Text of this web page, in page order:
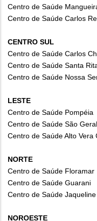
Centro de Saúde
Centro de Saúde Carlos
CENTRO SUL
Centro de Saúde Carlos
Centro de Saúde Santa
Centro de Saúde Nossa
LESTE
Centro de Saúde Pompéia
Centro de Saúde São
Centro de Saúde Alto Vera
NORTE
Centro de Saúde Floramar
Centro de Saúde Guarani
Centro de Saúde Jaqueline
NOROESTE